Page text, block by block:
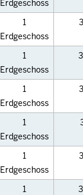
Erdgeschoss
1
Erdgeschoss
1
Erdgeschoss
1
Erdgeschoss
1
Erdgeschoss
1
Erdgeschoss
1